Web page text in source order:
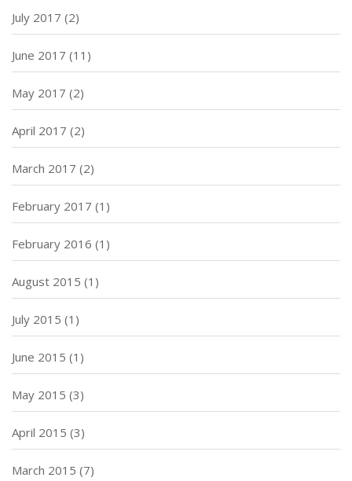
July 2017 (2)
June 2017 (11)
May 2017 (2)
April 2017 (2)
March 2017 (2)
February 2017 (1)
February 2016 (1)
August 2015 (1)
July 2015 (1)
June 2015 (1)
May 2015 (3)
April 2015 (3)
March 2015 (7)